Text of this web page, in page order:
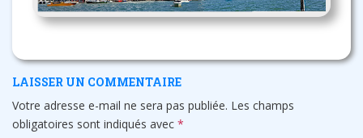
LAISSER UN COMMENTAIRE
Votre adresse e-mail ne sera pas publiée. Les champs
obligatoires sont indiqués avec *